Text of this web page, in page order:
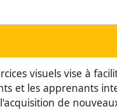
visuels vise à
et les apprenants
de